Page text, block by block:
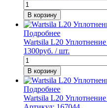
В корзину
Подробнее
Wartsila L20
1300руб. / шт.
В корзину
Подробнее
Wartsila L20